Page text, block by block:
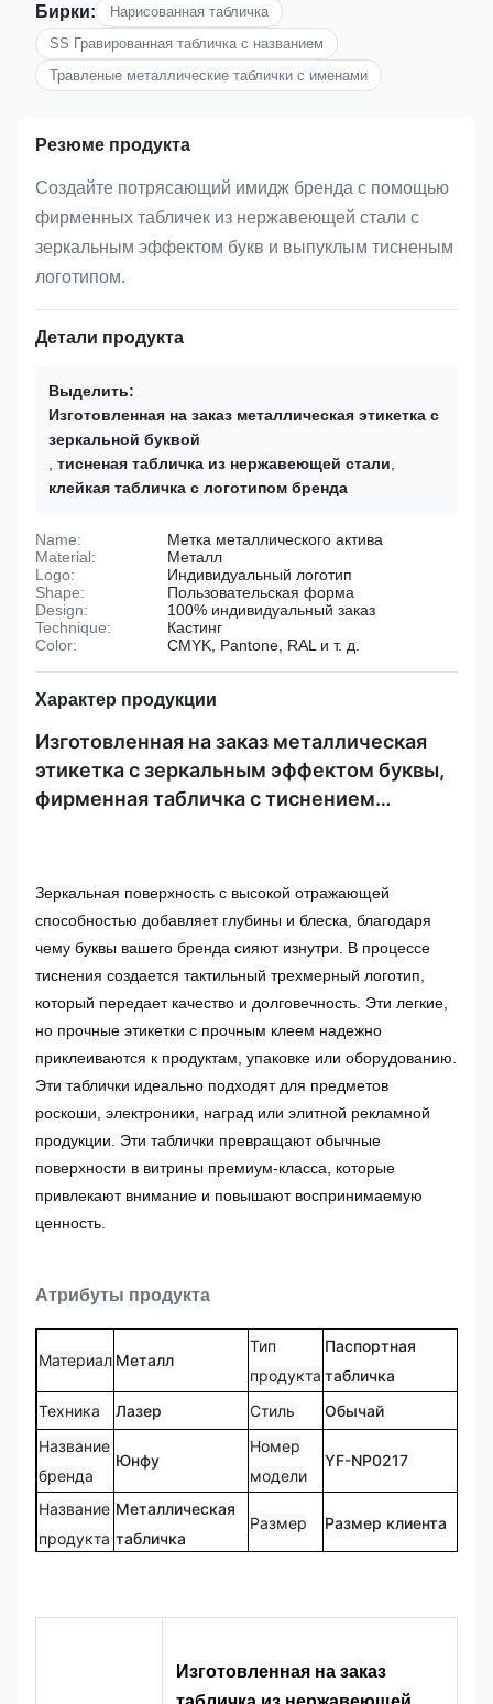
Бирки:
Нарисованная табличка
SS Гравированная табличка с названием
Травленые металлические таблички с именами
Резюме продукта
Создайте потрясающий имидж бренда с помощью
фирменных табличек из нержавеющей стали с
зеркальным эффектом букв и выпуклым тисненым
логотипом.
Детали продукта
Выделить:
Изготовленная на заказ металлическая этикетка с
зеркальной буквой
тисненая табличка из нержавеющей стали
клейкая табличка с логотипом бренда
Name:
Метка металлического актива
Material:
Металл
Logo:
Индивидуальный логотип
Shape:
Пользовательская форма
Design:
100% индивидуальный заказ
Technique:
Кастинг
Color:
CMYK, Pantone, RAL и т. д.
Характер продукции
Изготовленная на заказ металлическая
этикетка с зеркальным эффектом буквы,
фирменная табличка с тиснением
Зеркальная поверхность с высокой отражающей
способностью добавляет глубины и блеска, благодаря
чему буквы вашего бренда сияют изнутри. В процессе
тиснения создается тактильный трехмерный логотип,
который передает качество и долговечность. Эти легкие,
но прочные этикетки с прочным клеем надежно
приклеиваются к продуктам, упаковке или оборудованию.
Эти таблички идеально подходят для предметов
роскоши, электроники, наград или элитной рекламной
продукции. Эти таблички превращают обычные
поверхности в витрины премиум-класса, которые
привлекают внимание и повышают воспринимаемую
ценность.
Атрибуты продукта
Материал Металл
Тип
продукта
Паспортная
табличка
Техника
Лазер Стиль
Обычай
Название
бренда
Юнфу
Номер
модели
YF-NP0217
Название
продукта
Металлическая
табличка
Размер Размер клиента
RAL и т. д.
Дизайн
индивидуальный
заказ
Изготовленная на заказ